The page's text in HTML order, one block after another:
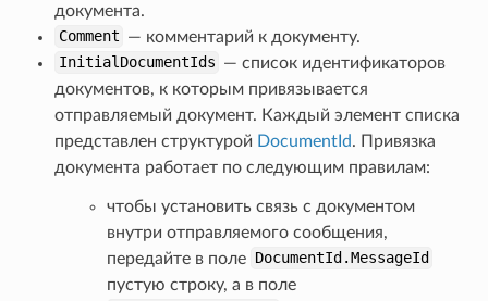
документа.
Comment — комментарий к документу.
InitialDocumentIds — список идентификаторов
документов, к которым привязывается
отправляемый документ. Каждый элемент списка
представлен структурой DocumentId. Привязка
документа работает по следующим правилам:
чтобы установить связь с документом
внутри отправляемого сообщения,
передайте в поле
DocumentId.MessageId
пустую строку, а в поле